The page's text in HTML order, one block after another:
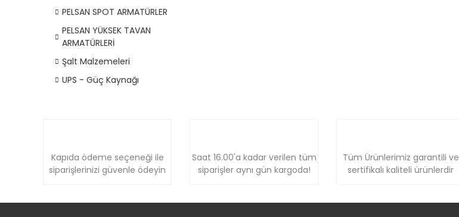
PELSAN SPOT ARMATÜRLER
PELSAN YÜKSEK TAVAN
ARMATÜRLERİ
Şalt Malzemeleri
UPS - Güç Kaynağı
Kapıda ödeme seçeneği ile
siparişlerinizi güvenle ödeyin
Saat 16.00'a kadar verilen tüm
siparişler aynı gün kargoda!
Tüm Ürünlerimiz garantili ve
sertifikalı kaliteli ürünlerdir